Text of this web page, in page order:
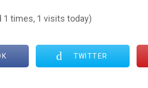
1 times, 1 visits today)
TWITTER